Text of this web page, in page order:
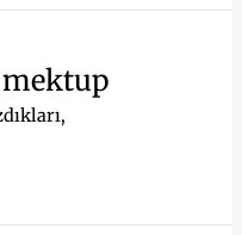
mektup
,